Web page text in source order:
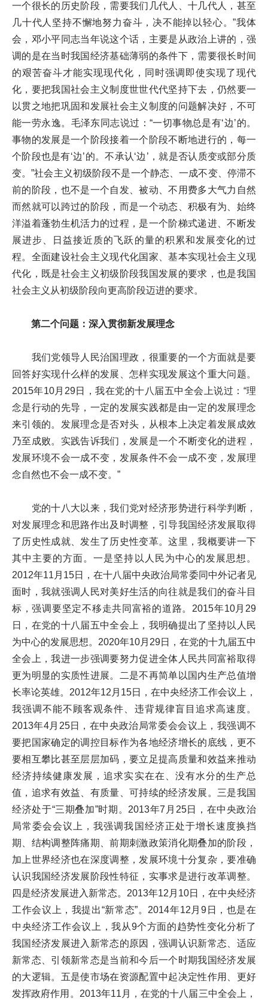
一个很长的历史阶段，需要我们几代人、十几代人，甚至
几十代人坚持不懈地努力奋斗，决不能掉以轻心。”我体
会，邓小平同志当年说这个话，主要是从政治上讲的，强
调的是在当时我国经济基础薄弱的条件下，需要很长时间
的艰苦奋斗才能实现现代化，同时强调即使实现了现代
化，要把我国社会主义制度世世代代坚持下去，仍然要一
以贯之地把巩固和发展社会主义制度的问题解决好，不可
能一劳永逸。毛泽东同志说过：“一切事物总是有‘边’的。
事物的发展是一个阶段接着一个阶段不断地进行的，每一
个阶段也是有‘边’的。不承认‘边’，就是否认质变或部分质
变。”社会主义初级阶段不是一个静态、一成不变、停滞不
前的阶段，也不是一个自发、被动、不用费多大气力自然
而然就可以跨过的阶段，而是一个动态、积极有为、始终
洋溢着蓬勃生机活力的过程，是一个阶梯式递进、不断发
展进步、日益接近质的飞跃的量的积累和发展变化的过
程。全面建设社会主义现代化国家、基本实现社会主义现
代化，既是社会主义初级阶段我国发展的要求，也是我国
社会主义从初级阶段向更高阶段迈进的要求。
第二个问题：深入贯彻新发展理念
我们党领导人民治国理政，很重要的一个方面就是要
回答好实现什么样的发展、怎样实现发展这个重大问题。
2015年10月29日，我在党的十八届五中全会上说过：“理
念是行动的先导，一定的发展实践都是由一定的发展理念
来引领的。发展理念是否对头，从根本上决定着发展成效
乃至成败。实践告诉我们，发展是一个不断变化的进程，
发展环境不会一成不变，发展条件不会一成不变，发展理
念自然也不会一成不变。”
党的十八大以来，我们党对经济形势进行科学判断，
对发展理念和思路作出及时调整，引导我国经济发展取得
了历史性成就、发生了历史性变革。这里，我概要讲一下
其中主要的方面。一是坚持以人民为中心的发展思想。
2012年11月15日，在十八届中央政治局常委同中外记者见
面时，我就强调人民对美好生活的向往就是我们的奋斗目
标，强调要坚定不移走共同富裕的道路。2015年10月29
日，在党的十八届五中全会上，我明确提出了坚持以人民
为中心的发展思想。2020年10月29日，在党的十九届五中
全会上，我进一步强调要努力促进全体人民共同富裕取得
更为明显的实质性进展。二是不再简单以国内生产总值增
长率论英雄。2012年12月15日，在中央经济工作会议上，
我强调不能不顾客观条件、违背规律盲目追求高速度。
2013年4月25日，在中央政治局常委会会议上，我强调不
要把国家确定的调控目标作为各地经济增长的底线，更不
要相互攀比甚至层层加码，要立足提高质量和效益来推动
经济持续健康发展，追求实实在在、没有水分的生产总
值，追求有效益、有质量、可持续的经济发展。三是我国
经济处于“三期叠加”时期。2013年7月25日，在中央政治
局常委会会议上，我强调我国经济正处于增长速度换挡
期、结构调整阵痛期、前期刺激政策消化期叠加的阶段，
加上世界经济也在深度调整，发展环境十分复杂，要准确
认识我国经济发展阶段性特征，实事求是进行改革调整。
四是经济发展进入新常态。2013年12月10日，在中央经济
工作会议上，我提出“新常态”。2014年12月9日，也是在
中央经济工作会议上，我从9个方面的趋势性变化分析了
我国经济发展进入新常态的原因，强调认识新常态、适应
新常态、引领新常态是当前和今后一个时期我国经济发展
的大逻辑。五是使市场在资源配置中起决定性作用、更好
发挥政府作用。2013年11月，在党的十八届三中全会上，